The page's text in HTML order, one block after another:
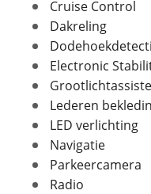
Verbruik en milieu
Brandstof
Energielabel
CO2 uitstoot
Cruise Control
Dakreling
Electronic
Lederen
LED verlichting
Navigatie
Parkeercamera
Radio
Foto's
Klik hier
(optioneel)
JPG, PNG
Jouw
Naam